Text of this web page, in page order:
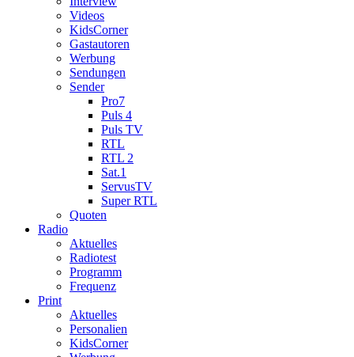
Videos
KidsCorner
Gastautoren
Werbung
Sendungen
Sender
Pro7
Puls 4
Puls TV
RTL
RTL 2
Sat.1
ServusTV
Super RTL
Quoten
Radio
Aktuelles
Radiotest
Programm
Frequenz
Print
Aktuelles
Personalien
KidsCorner